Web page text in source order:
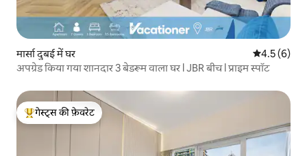
मार्सा दुबई में घर औसत रेटिंग 5
4.5 (6)
अपग्रेड किया गया शानदार 3 बेडरूम वाला घर l JBR बीच l प्राइम स्पॉट
गेस्ट्स का टॉप फ़ेवरेट
गेस्ट्स की फ़ेवरेट